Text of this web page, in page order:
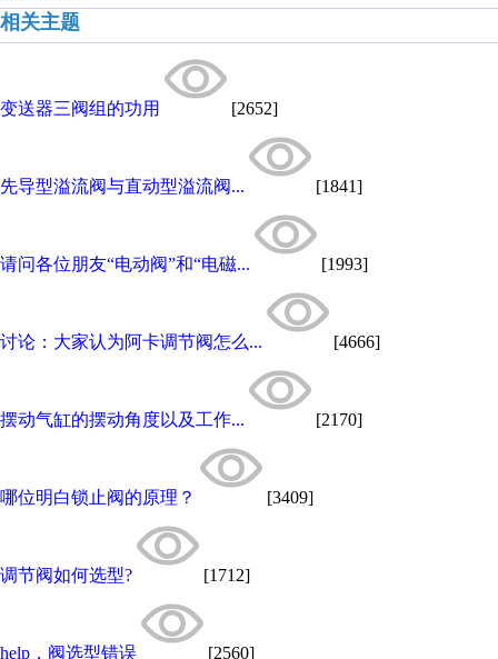
相关主题
变送器三阀组的功用 [2652]
先导型溢流阀与直动型溢流阀... [1841]
请问各位朋友“电动阀”和“电磁... [1993]
讨论：大家认为阿卡调节阀怎么... [4666]
摆动气缸的摆动角度以及工作... [2170]
哪位明白锁止阀的原理？ [3409]
调节阀如何选型? [1712]
help，阀选型错误 [2560]